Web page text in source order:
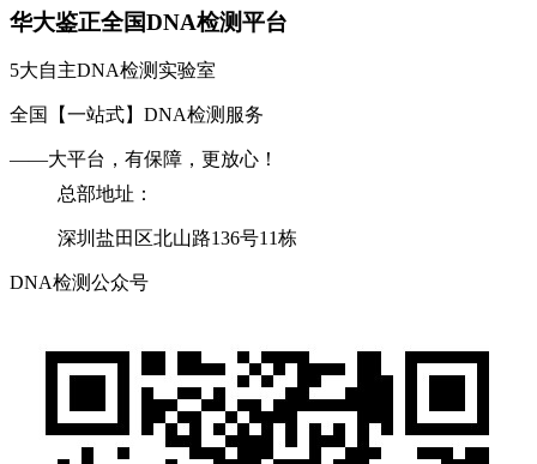
华大鉴正全国DNA检测平台
5大自主DNA检测实验室
全国【一站式】DNA检测服务
——大平台，有保障，更放心！
总部地址：
深圳盐田区北山路136号11栋
DNA检测公众号